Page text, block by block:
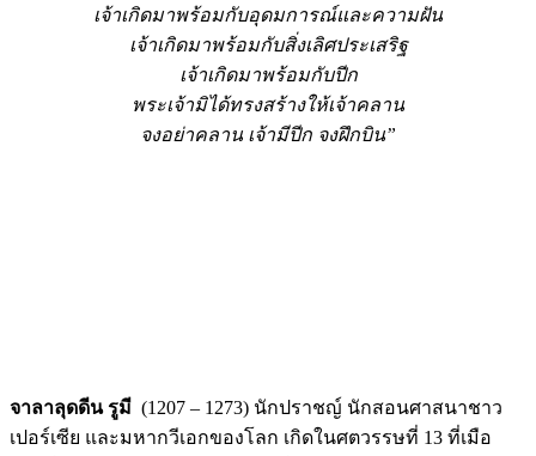
เจ้าเกิดมาพร้อมกับอุดมการณ์และความฝัน
เจ้าเกิดมาพร้อมกับสิ่งเลิศประเสริฐ
เจ้าเกิดมาพร้อมกับปีก
พระเจ้ามิได้ทรงสร้างให้เจ้าคลาน
จงอย่าคลาน เจ้ามีปีก จงฝึกบิน”
จาลาลุดดีน รูมี (1207 – 1273) นักปราชญ์ นักสอนศาสนาชาว
เปอร์เซีย และมหากวีเอกของโลก เกิดในศตวรรษที่ 13 ที่เมือ